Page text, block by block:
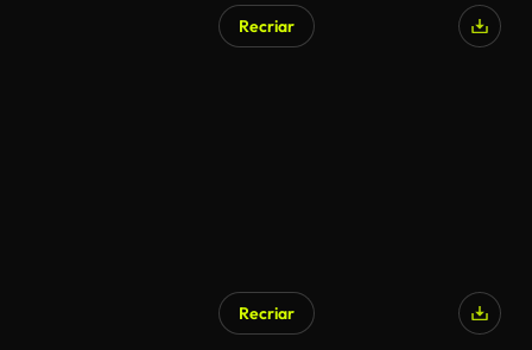
Recriar
Recriar